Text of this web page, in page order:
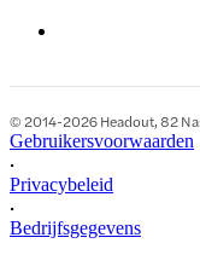
© 2014-2026 Headout, 82
Gebruikersvoorwaarden
•
Privacybeleid
•
Bedrijfsgegevens